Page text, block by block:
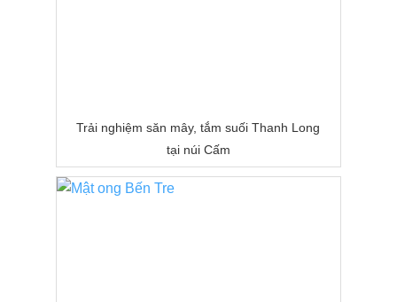
Trải nghiệm săn mây, tắm suối Thanh Long
tại núi Cấm